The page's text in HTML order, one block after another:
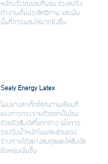
หนักบริเวณขอบที่นอน ช่วงสปริง
ทำงานเต็มประสิทธิภาพ และเพิ่ม
พื้นที่การนอนให้มากยิ่งขึ้น
Sealy Energy Latex
โฟมยางลาเท็กซ์คุณภาพเยี่ยมที่
แบ่งการกระจายตัวออกเป็นโซน
ด้วยผิวสัมผัสที่แตกต่าง เพื่อการ
รองรับน้ำหนักในแต่ละส่วนของ
ร่างกายได้อย่างสมดุลและให้สัมผัส
ยืดหยุ่นเพิ่มขึ้น